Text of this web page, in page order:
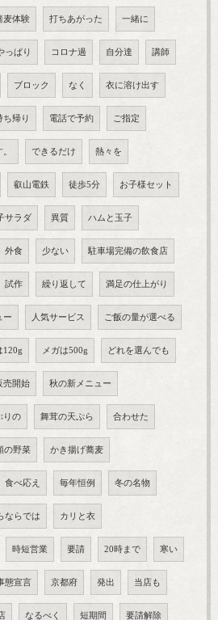
麦体験 打ちあがった 一緒に
っぱり コロナ過 自分達 講師
ブロック なく 衣に溶け出す
ち帰り 電話で予約 ご指定
できるだけ 熱々を
叡山電鉄 徒歩5分 お子様セット
サラダ 異質 ハムと玉子
外食 少ない 駐車場完備の飲食店
試作 繰り返して 満足の仕上がり
ー 人気サービス ご飯の量が選べる
120g メガは500g どれを選んでも
売開始 秋の新メニュー
りの 舞茸の天ぷら 合わせた
の野菜 かき揚げ蕎麦
食べ応え 毎年恒例 冬の名物
ならでは カリと衣
時短営業 要請 20時まで 寒い
態宣言 京都府 発出 当店も
なるべく 短期間 要請解除